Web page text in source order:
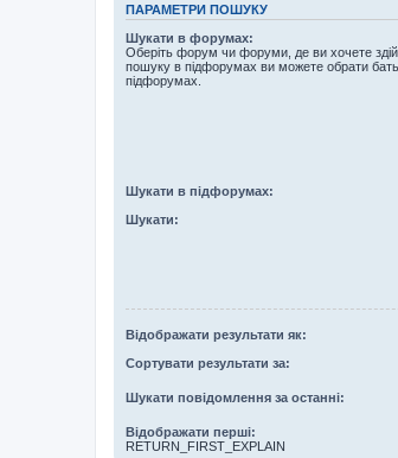
ПАРАМЕТРИ ПОШУКУ
Шукати в форумах:
Оберіть форум чи форуми, де ви хочете
пошуку в підфорумах ви можете обрати
підфорумах.
Шукати в підфорумах:
Шукати:
Відображати результати як:
Сортувати результати за:
Шукати повідомлення за останні:
Відображати перші:
RETURN_FIRST_EXPLAIN